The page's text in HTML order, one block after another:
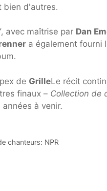
bien d'autres.
avec maîtrise par Dan
a également
de GrilleLe récit
finaux – Collection de
à venir.
chanteurs: NPR